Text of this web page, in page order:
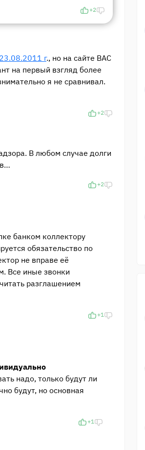
+2
г., но на сайте ВАС
на первый взгляд более
я не сравнивал.
+2
В любом случае долги
+2
банком коллектору
обязательство по
не вправе её
Все иные звонки
разглашением
+1
надо, только будут ли
будут, но основная
+1